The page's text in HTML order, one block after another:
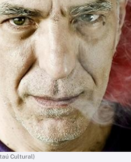
Cultural)